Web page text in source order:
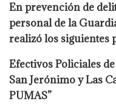
En prevención de
personal de la
realizó los siguientes
Efectivos Policiales
San Jerónimo y Las
PUMAS”